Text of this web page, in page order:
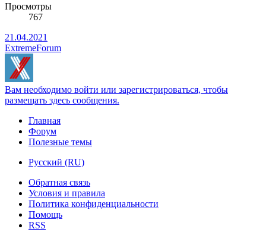
Просмотры
767
21.04.2021
ExtremeForum
Вам необходимо войти или зарегистрироваться, чтобы
размещать здесь сообщения.
Главная
Форум
Полезные темы
Русский (RU)
Обратная связь
Условия и правила
Политика конфиденциальности
Помощь
RSS